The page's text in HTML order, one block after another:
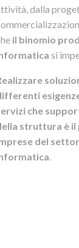
dalla
il binomio
si
che
struttura è il
del